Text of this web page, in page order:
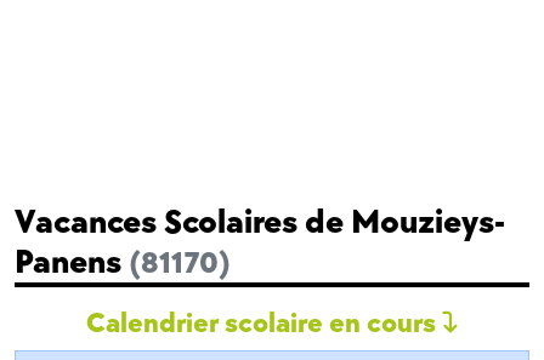
Vacances Scolaires de Mouzieys-
Panens (81170)
Calendrier scolaire en cours